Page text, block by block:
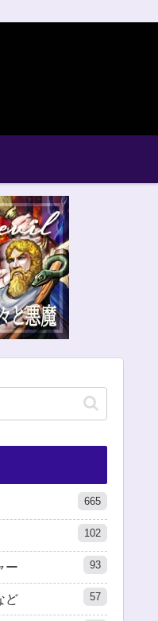
665
102
ー 93
ど 57